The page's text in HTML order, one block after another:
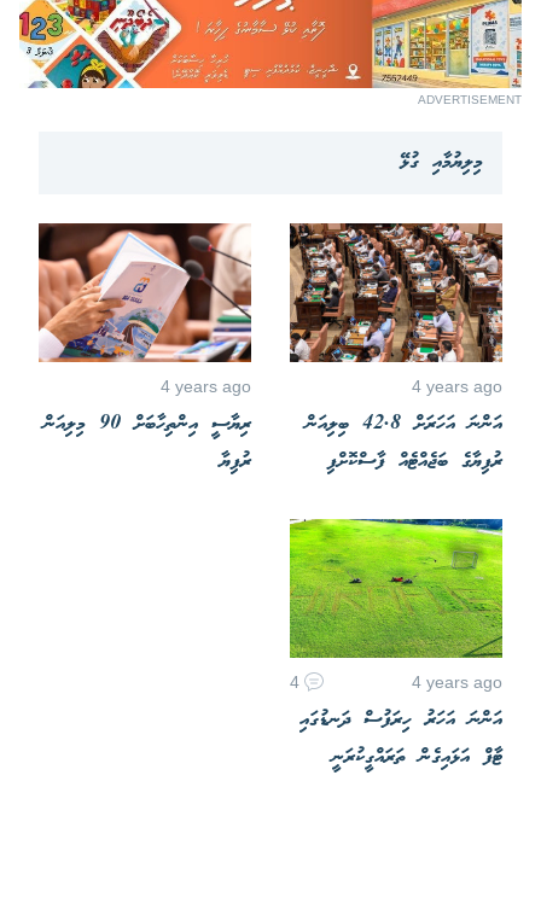
ADVERTISEMENT
މިލިޔުމާއި ގުޅޭ
4 years ago
އަންނަ އަހަރަށް 42.8 ބިލިއަން
ރުފިޔާގެ ބަޖެއްޓެއް ފާސްކޮށްފި
4 years ago
ރިޔާސީ އިންތިހާބަށް 90 މިލިއަން
ރުފިޔާ
4 years ago
4
އަންނަ އަހަރު ހިރަފުސް ދަނޑުގައި
ޓާފް އަޅައިގެން ތަރައްގީކުރަނީ